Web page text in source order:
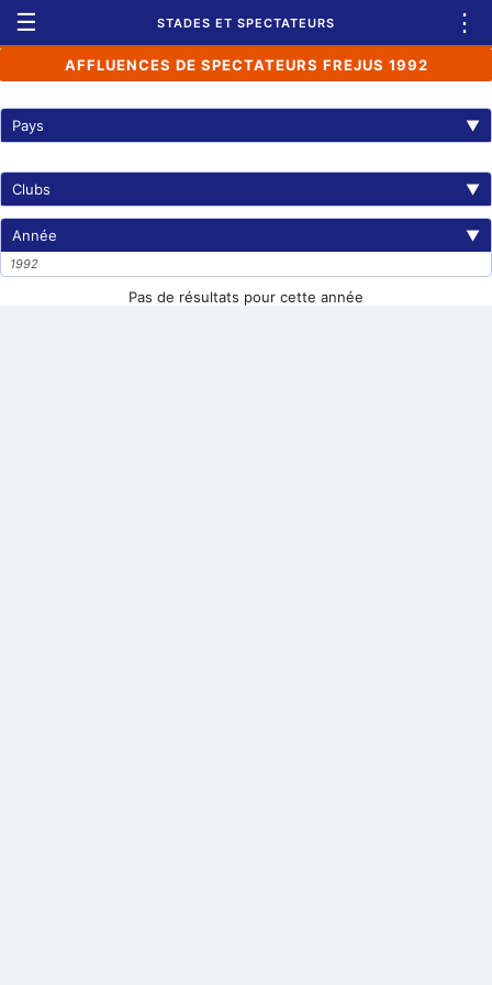
☰ STADES ET SPECTATEURS ⋮
AFFLUENCES DE SPECTATEURS FREJUS 1992
Pays ▼
Clubs ▼
Année ▼
1992
Pas de résultats pour cette année